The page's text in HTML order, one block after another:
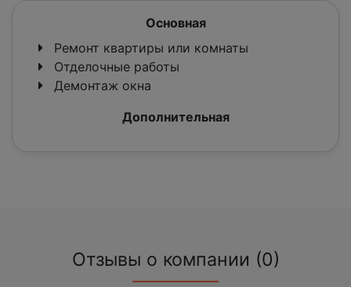
Основная
Ремонт квартиры или комнаты
Отделочные работы
Демонтаж окна
Дополнительная
Отзывы о компании (0)